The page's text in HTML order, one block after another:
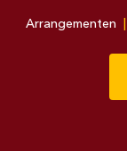
Arrangementen